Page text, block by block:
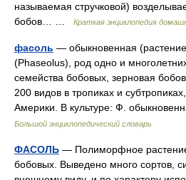
называемая стручковой)
бобов… …
Краткая энциклопедия
фасоль — обыкновенная
(Phaseolus), род одно и
семейства бобовых, зерновая
200 видов в тропиках и
Америки. В культуре: Ф.
Большой энциклопедический словарь
ФАСОЛЬ — Полиморфное
бобовых. Выведено много сортов,